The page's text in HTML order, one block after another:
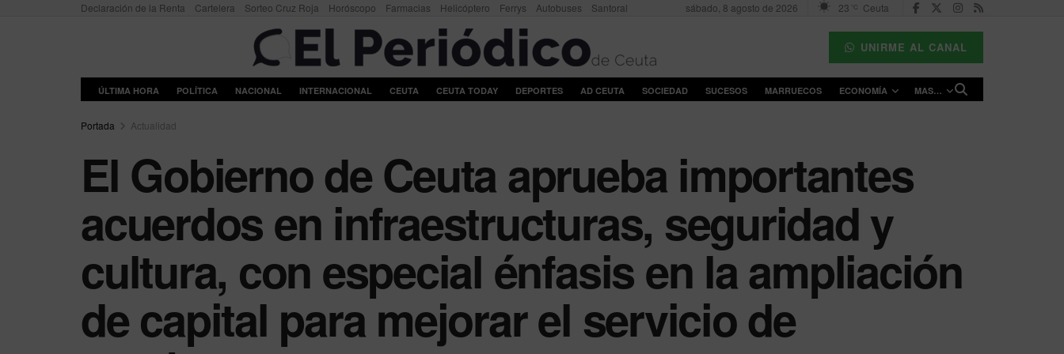
Declaración de la Renta Cartelera Sorteo Cruz Roja Horóscopo Farmacias Helicóptero Ferrys Autobuses Santoral sábado, 8 agosto de 2026 23 °C Ceuta
UNIRME AL CANAL
ÚLTIMA HORA POLÍTICA NACIONAL INTERNACIONAL CEUTA CEUTA TODAY DEPORTES AD CEUTA SOCIEDAD SUCESOS MARRUECOS ECONOMÍA MAS…
Portada Actualidad
El Gobierno de Ceuta aprueba importantes
acuerdos en infraestructuras, seguridad y
cultura, con especial énfasis en la ampliación
de capital para mejorar el servicio de